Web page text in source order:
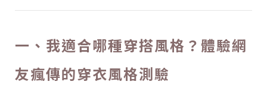
一、我適合哪種穿搭風格？體驗網
友瘋傳的穿衣風格測驗